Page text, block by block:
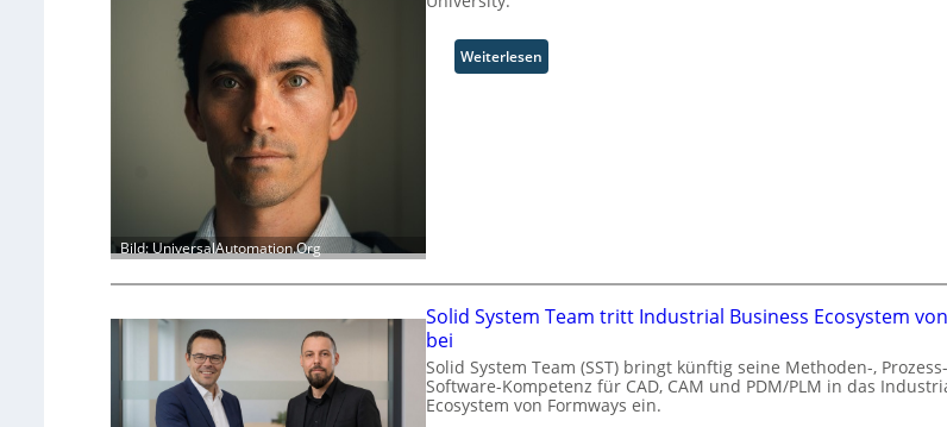
Bild: UniversalAutomation.Org
Weiterlesen
U
A
m
a
Solid System Team tritt Industrial Business Ecosystem
bei
Solid System Team (SST) bringt künftig seine Methoden-,
Software-Kompetenz für CAD, CAM und PDM/PLM in das
Ecosystem von Formways ein.